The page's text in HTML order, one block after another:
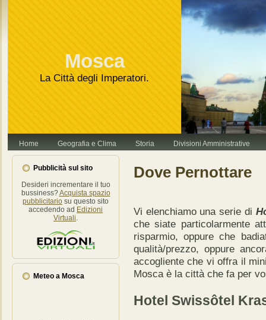
Mosca
La Città degli Imperatori.
Home Geografia e Clima Storia Divisioni Amministrative
Pubblicità sul sito
Desideri incrementare il tuo
bussiness?Acquista spazio
pubblicitario su questo sito
accedendo ad Edizioni
Virtuali.
Meteo a Mosca
Dove Pernottare
Vi elenchiamo una serie di
che siate particolarmente
risparmio, oppure che
qualità/prezzo, oppure
accogliente che vi offra il
Mosca è la città che fa per
Hotel Swissôtel